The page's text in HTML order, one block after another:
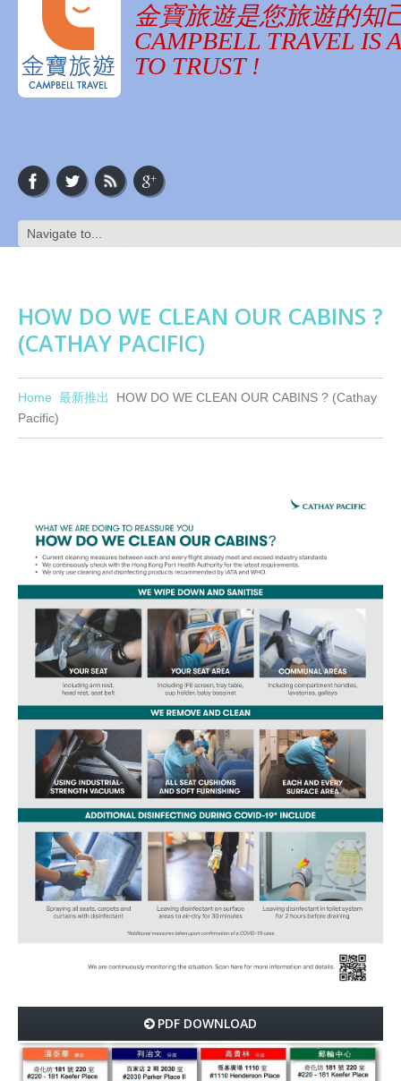
金寶旅遊是您旅遊的知
CAMPBELL TRAVEL IS
TO TRUST !
HOW DO WE CLEAN OUR CABINS ?
(CATHAY PACIFIC)
Home 最新推出
HOW DO WE CLEAN OUR CABINS ? (Cathay
Pacific)
PDF DOWNLOAD